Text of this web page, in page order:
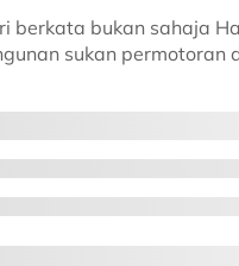
berkata bukan sahaja
sukan permotoran